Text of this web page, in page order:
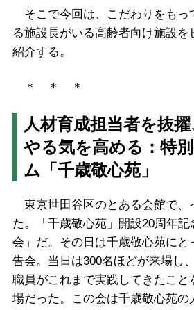
そこで今回は、こだわりをもっ
る施設長がいる高齢者向け施設
紹介する。
＊ ＊ ＊
人材育成担当者を抜
やる気を高める：特
ム「千歳敬心苑」
東京世田谷区のとある会館で、
た。「千歳敬心苑」開設20周年
会」だ。その日は千歳敬心苑にと
告会。当日は300名ほどが来場し
職員がこれまで実践してきたこと
場だった。この会は千歳敬心苑の